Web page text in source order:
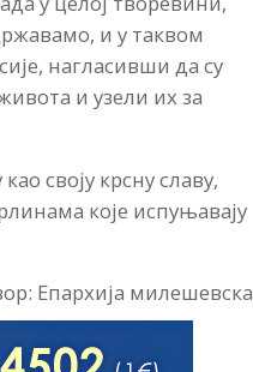
и у таквом
нагласивши да су
и узели их за
своју крсну славу,
које испуњавају
Епархија милешевска